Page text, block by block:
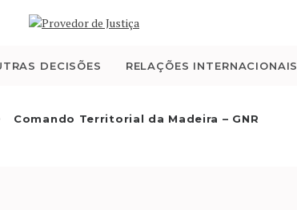
DECISÕES RELAÇÕES INTERNACIONAIS
Comando Territorial da Madeira – GNR
E